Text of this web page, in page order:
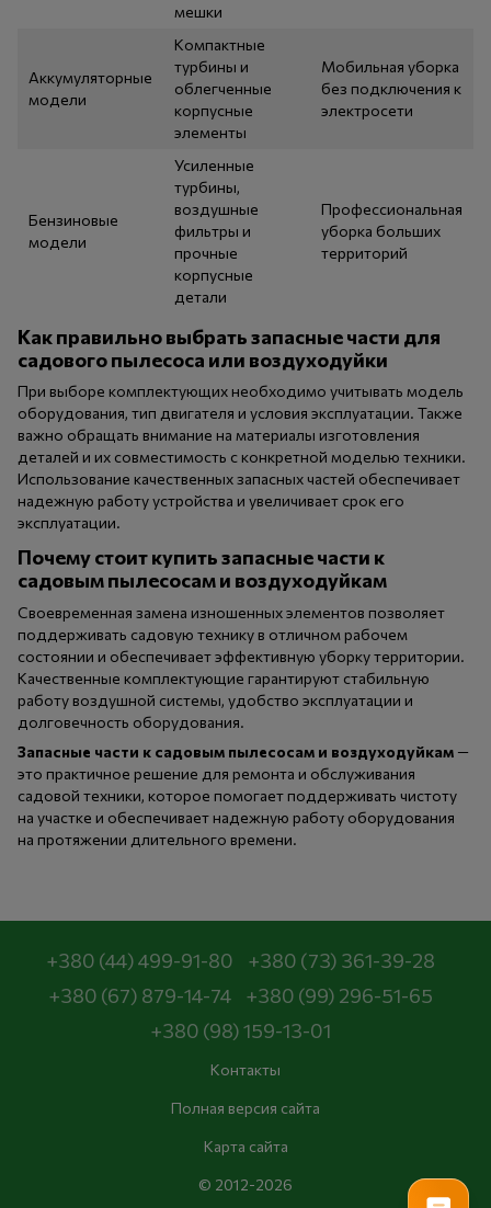
мешки
Аккумуляторные
модели
Компактные
турбины и
облегченные
корпусные
элементы
Мобильная уборка
без подключения к
электросети
Бензиновые
модели
Усиленные
турбины,
воздушные
фильтры и
прочные
корпусные
детали
Профессиональная
уборка больших
территорий
Как правильно выбрать запасные части для
садового пылесоса или воздуходуйки
При выборе комплектующих необходимо учитывать модель
оборудования, тип двигателя и условия эксплуатации. Также
важно обращать внимание на материалы изготовления
деталей и их совместимость с конкретной моделью техники.
Использование качественных запасных частей обеспечивает
надежную работу устройства и увеличивает срок его
эксплуатации.
Почему стоит купить запасные части к
садовым пылесосам и воздуходуйкам
Своевременная замена изношенных элементов позволяет
поддерживать садовую технику в отличном рабочем
состоянии и обеспечивает эффективную уборку территории.
Качественные комплектующие гарантируют стабильную
работу воздушной системы, удобство эксплуатации и
долговечность оборудования.
Запасные части к садовым пылесосам и воздуходуйкам —
это практичное решение для ремонта и обслуживания
садовой техники, которое помогает поддерживать чистоту
на участке и обеспечивает надежную работу оборудования
на протяжении длительного времени.
+380 (44) 499-91-80
+380 (73) 361-39-28
+380 (67) 879-14-74
+380 (99) 296-51-65
+380 (98) 159-13-01
Контакты
Полная версия сайта
Карта сайта
© 2012-2026